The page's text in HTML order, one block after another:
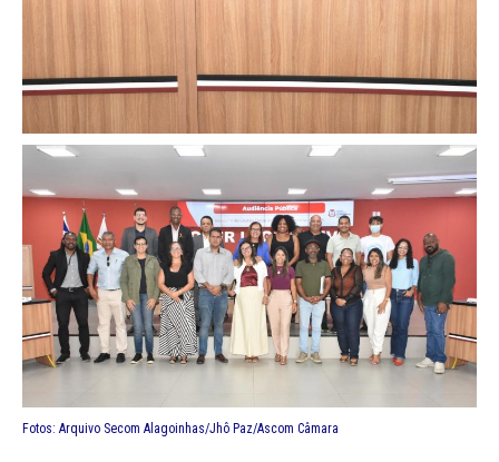
Fotos: Arquivo Secom Alagoinhas/Jhô Paz/Ascom Câmara